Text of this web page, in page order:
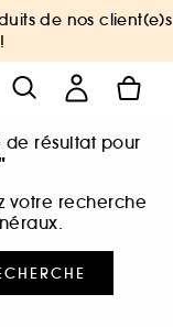
de nos client(e)s
de résultat pour
votre recherche